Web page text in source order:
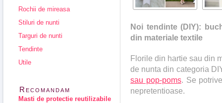
Noi tendinte (DIY):
din materiale textile
Florile din hartie sau din
de nunta din categoria
sau pop-poms. Se
nepretentioase.
Rochii de mireasa
Stiluri de nunti
Targuri de nunti
Tendinte
Utile
Recomandam
Masti de protectie reutilizabile